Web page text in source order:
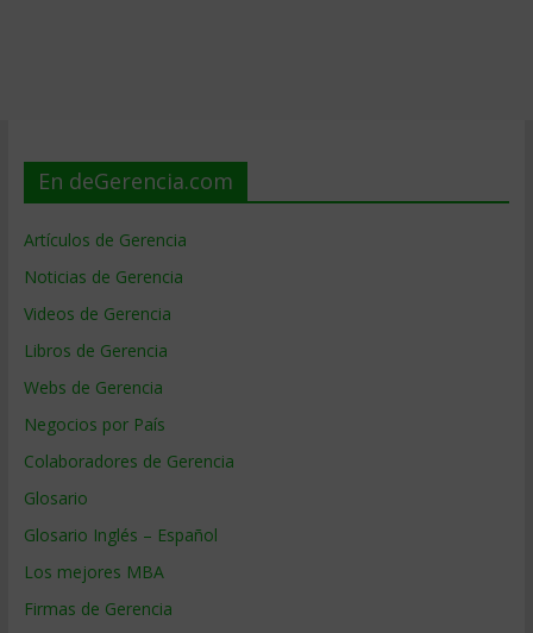
En deGerencia.com
Artículos de Gerencia
Noticias de Gerencia
Videos de Gerencia
Libros de Gerencia
Webs de Gerencia
Negocios por País
Colaboradores de Gerencia
Glosario
Glosario Inglés – Español
Los mejores MBA
Firmas de Gerencia